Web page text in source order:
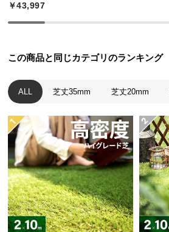
お
ー
お
ら
せ
葉の種類
プレーン葉
グリーン
￥43,997
この商品と同じカテゴリのランキング
ALL 芝丈35mm 芝丈20mm